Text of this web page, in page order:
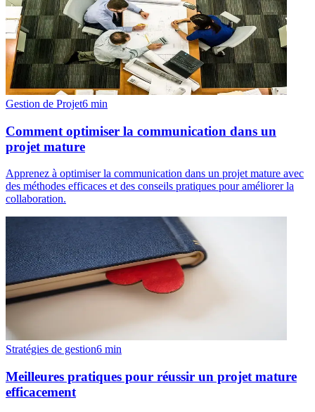
Gestion de Projet6 min
Comment optimiser la communication dans un
projet mature
Apprenez à optimiser la communication dans un projet mature avec
des méthodes efficaces et des conseils pratiques pour améliorer la
collaboration.
Stratégies de gestion6 min
Meilleures pratiques pour réussir un projet mature
efficacement